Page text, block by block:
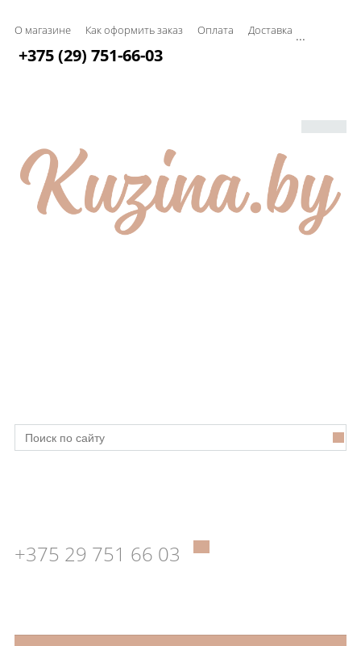
О магазине Как оформить заказ Оплата Доставка ...
+375 (29) 751-66-03
+375 29 751 66 03